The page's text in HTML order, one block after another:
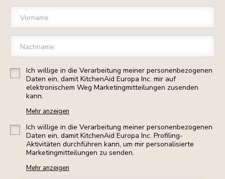
Vorname
Nachname
Ich willige in die Verarbeitung meiner personenbezogenen
Daten ein, damit KitchenAid Europa Inc. mir auf
elektronischem Weg Marketingmitteilungen zusenden
kann.
Mehr anzeigen
Ich willige in die Verarbeitung meiner personenbezogenen
Daten ein, damit KitchenAid Europa Inc. Profiling-
Aktivitäten durchführen kann, um mir personalisierte
Marketingmitteilungen zu senden.
Mehr anzeigen